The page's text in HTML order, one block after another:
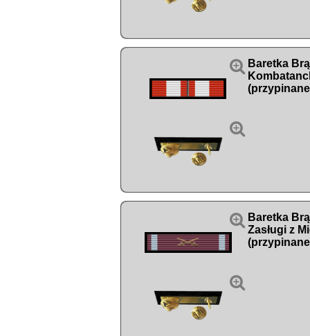


Baretka


Baretka
Zasługi z